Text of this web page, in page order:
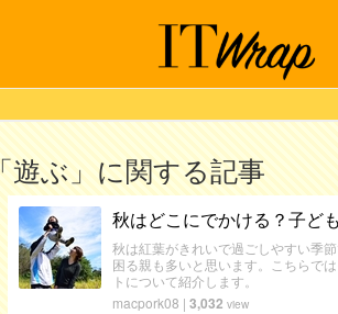
「遊ぶ」に関する記事
秋はどこにでかける？子ど
秋は紅葉がきれいで過ごしやすい季
困る親も多いと思います。こちらで
トについて紹介します。
macpork08 | 3,032 view